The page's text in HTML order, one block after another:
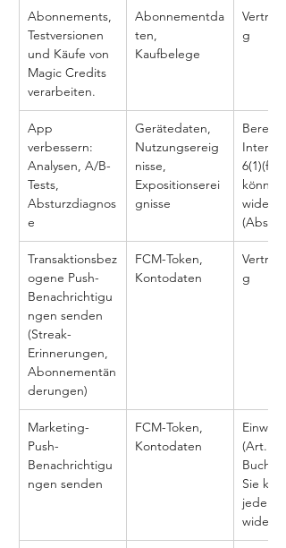
Abonnements,
Testversionen
und Käufe von
Magic Credits
verarbeiten.
Abonnementda
ten,
Kaufbelege
g
App
verbessern:
Analysen, A/B-
Tests,
Absturzdiagnos
e
Gerätedaten,
Nutzungsereig
nisse,
Expositionserei
gnisse
6(1)(f)) -
können
Transaktionsbez
ogene Push-
Benachrichtigu
ngen senden
(Streak-
Erinnerungen,
Abonnementän
derungen)
FCM-Token,
Kontodaten
g
Marketing-
Push-
Benachrichtigu
ngen senden
FCM-Token,
Kontodaten
(Art. 6
Buchst.
Sie
jederzeit